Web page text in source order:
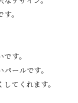
。
す。
ールです。
てくれます。